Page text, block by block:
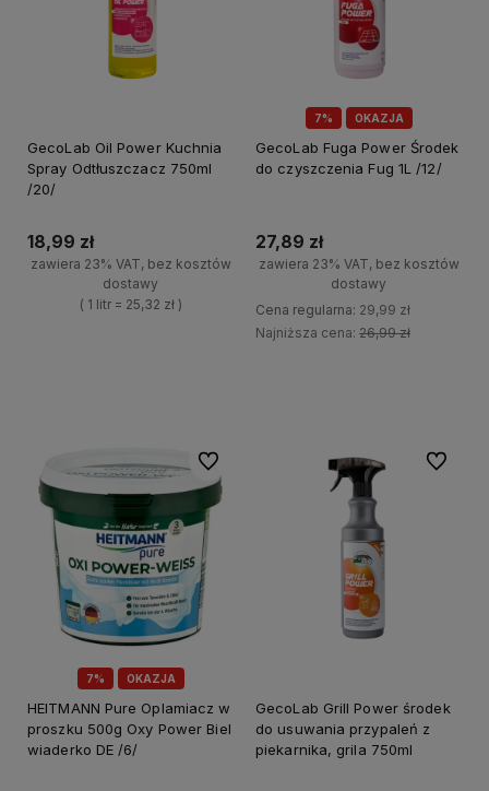
GecoLab Oil Power Kuchnia
Spray Odtłuszczacz 750ml
/20/
18,99 zł
zawiera 23% VAT, bez kosztów
dostawy
( 1 litr = 25,32 zł )
7% OKAZJA
GecoLab Fuga Power Środek
do czyszczenia Fug 1L /12/
27,89 zł
zawiera 23% VAT, bez kosztów
dostawy
Cena regularna: 29,99 zł
Najniższa cena: 26,99 zł
7% OKAZJA
HEITMANN Pure Oplamiacz w
proszku 500g Oxy Power Biel
wiaderko DE /6/
Do ulubionych
GecoLab Grill Power środek
do usuwania przypaleń z
piekarnika, grila 750ml
Do